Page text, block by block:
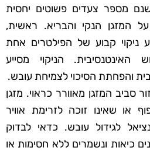
מספר צעדים פשוטים יחסית
המזגן הנקי והבריא. ראשית,
קבוע של הפילטרים אחת
הניקוי מסייע
והפחתת הסיכוי לצמיחת עובש.
סביב המזגן מאוורר כראוי. מזגן
או שאינו זוכה לזרימת אוויר
לגידול עובש. כדאי לבדוק
כיאות ונשמרים ללא חסימות או